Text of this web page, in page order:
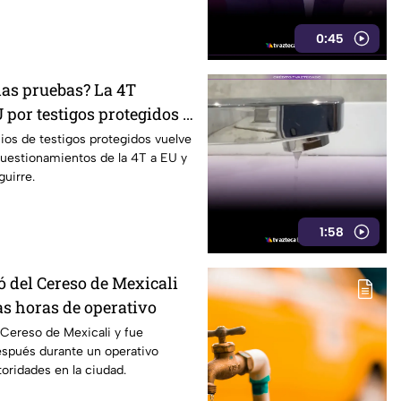
0:45
pruebas? La 4T
por testigos protegidos y
revive el debate
de testigos protegidos vuelve
de la 4T a EU y
1:58
del Cereso de Mexicali
horas de operativo
de Mexicali y fue
durante un operativo
en la ciudad.